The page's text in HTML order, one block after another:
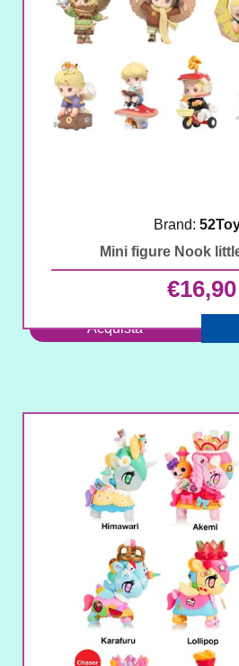
Brand:
Mini figure Nook
€16,90
Acquista